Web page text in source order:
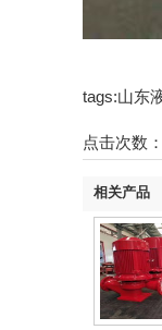
tags:山东
点击次数：
相关产品